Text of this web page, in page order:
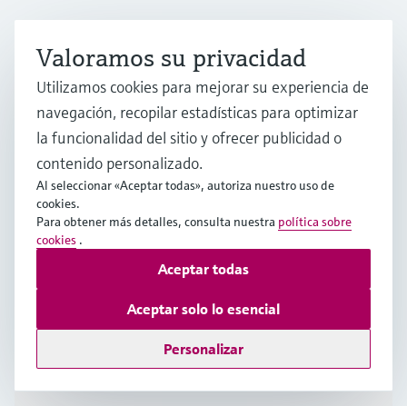
Endress y Hauser, S.A.U.
España
Productos y servicios
Valoramos su privacidad
Utilizamos cookies para mejorar su experiencia de
navegación, recopilar estadísticas para optimizar
la funcionalidad del sitio y ofrecer publicidad o
contenido personalizado.
Al seleccionar «Aceptar todas», autoriza nuestro uso de
cookies.
Para obtener más detalles, consulta nuestra política sobre
cookies .
Personalizar
Aceptar solo lo esencial
Aceptar todas